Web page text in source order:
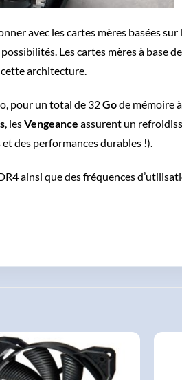
avec les cartes mères basées sur
Les cartes mères à base
architecture.
pour un total de 32Gode mémoire à
, lesVengeance assurent un
des performances durables !).
ainsi que des fréquences
AJOUTER